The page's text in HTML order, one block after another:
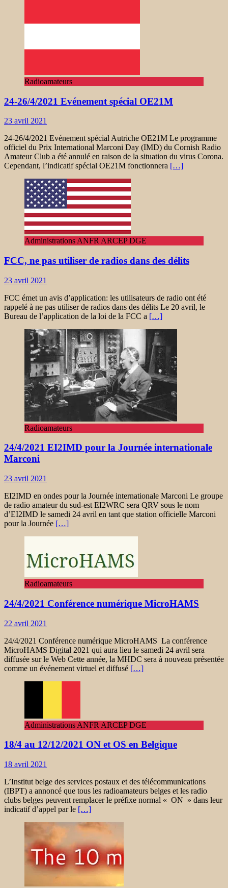
Radioamateurs
24-26/4/2021 Evénement spécial OE21M
23 avril 2021
24-26/4/2021 Evénement spécial Autriche OE21M Le programme
officiel du Prix International Marconi Day (IMD) du Cornish Radio
Amateur Club a été annulé en raison de la situation du virus Corona.
Cependant, l’indicatif spécial OE21M fonctionnera […]
Administrations ANFR ARCEP DGE
FCC, ne pas utiliser de radios dans des délits
23 avril 2021
FCC émet un avis d’application: les utilisateurs de radio ont été
rappelé à ne pas utiliser de radios dans des délits Le 20 avril, le
Bureau de l’application de la loi de la FCC a […]
Radioamateurs
24/4/2021 EI2IMD pour la Journée internationale
Marconi
23 avril 2021
EI2IMD en ondes pour la Journée internationale Marconi Le groupe
de radio amateur du sud-est EI2WRC sera QRV sous le nom
d’EI2IMD le samedi 24 avril en tant que station officielle Marconi
pour la Journée […]
Radioamateurs
24/4/2021 Conférence numérique MicroHAMS
22 avril 2021
24/4/2021 Conférence numérique MicroHAMS La conférence
MicroHAMS Digital 2021 qui aura lieu le samedi 24 avril sera
diffusée sur le Web Cette année, la MHDC sera à nouveau présentée
comme un événement virtuel et diffusé […]
Administrations ANFR ARCEP DGE
18/4 au 12/12/2021 ON et OS en Belgique
18 avril 2021
L’Institut belge des services postaux et des télécommunications
(IBPT) a annoncé que tous les radioamateurs belges et les radio
clubs belges peuvent remplacer le préfixe normal « ON » dans leur
indicatif d’appel par le […]